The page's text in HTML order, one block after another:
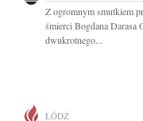
Z ogromnym smutkiem
śmierci Bogdana Darasa
dwukrotnego...
ŁÓDŹ